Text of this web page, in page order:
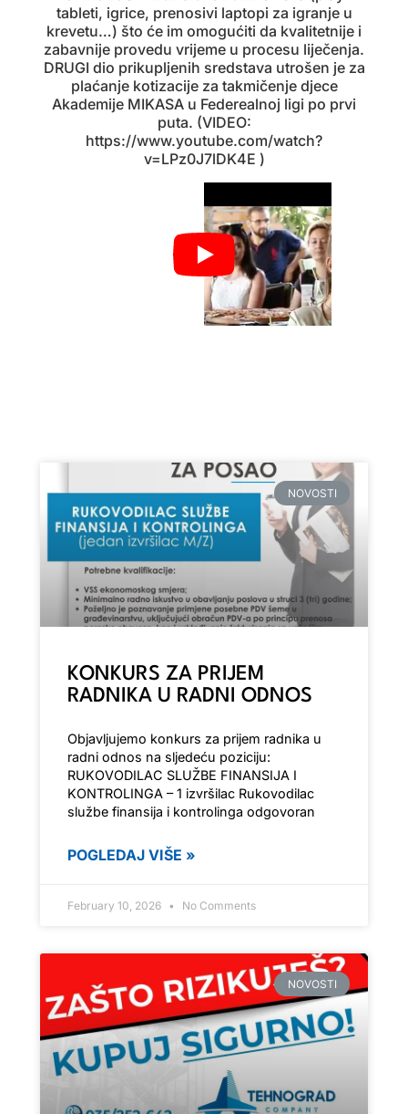
tableti, igrice, prenosivi laptopi za igranje u
krevetu…) što će im omogućiti da kvalitetnije i
zabavnije provedu vrijeme u procesu liječenja.
DRUGI dio prikupljenih sredstava utrošen je za
plaćanje kotizacije za takmičenje djece
Akademije MIKASA u Federealnoj ligi po prvi
puta. (VIDEO:
https://www.youtube.com/watch?
v=LPz0J7lDK4E )
NOVOSTI
KONKURS ZA PRIJEM
RADNIKA U RADNI ODNOS
Objavljujemo konkurs za prijem radnika u
radni odnos na sljedeću poziciju:
RUKOVODILAC SLUŽBE FINANSIJA I
KONTROLINGA – 1 izvršilac Rukovodilac
službe finansija i kontrolinga odgovoran
POGLEDAJ VIŠE »
February 10, 2026 No Comments
NOVOSTI